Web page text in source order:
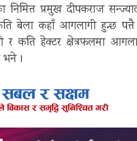
निमित्त प्रमुख दीपकराज
बेला कहाँ आगलागी हुन्छ पत्तै
र कति हेक्टर क्षेत्रफलमा
।